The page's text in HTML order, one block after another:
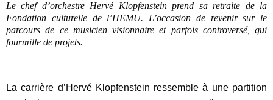
Le chef d’orchestre Hervé Klopfenstein prend sa retraite de la
Fondation culturelle de l’HEMU. L’occasion de revenir sur le
parcours de ce musicien visionnaire et parfois controversé, qui
fourmille de projets.
La carrière d’Hervé Klopfenstein ressemble à une partition